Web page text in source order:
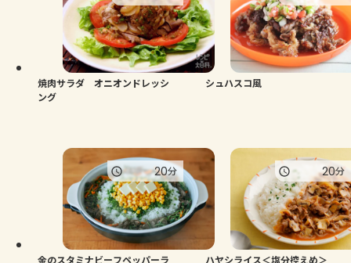
焼肉サラダ オニオンドレッシ
ング
シュハスコ風
金のスタミナビーフペッパーラ
20分
ハヤシライス＜塩分控えめ＞
20分